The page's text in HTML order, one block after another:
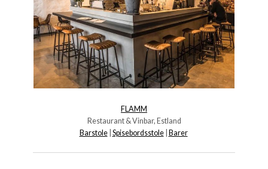
FLAMM
Restaurant & Vinbar, Estland
Barstole| Spisebordsstole| Barer